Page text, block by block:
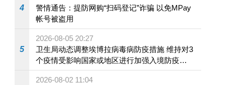
4
警情通告：提防网购“扫码登记”诈骗 以免MPay
帐号被盗用
5
2026-08-05 20:27
卫生局动态调整埃博拉病毒病防疫措施 维持对3
个疫情受影响国家或地区进行加强入境防疫措
施
2026-08-02 11:04